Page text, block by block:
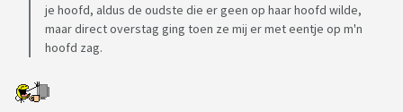
je hoofd, aldus de oudste die er geen op haar hoofd wilde,
maar direct overstag ging toen ze mij er met eentje op m'n
hoofd zag.